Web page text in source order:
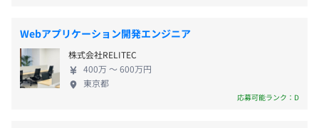
社会保険完備（健康保険・厚生年金加入・雇用保険・労災
ならではのコストパフォーマンスと密なコミュニケ
ーションを提供し、クライアントに寄り添った開発
を実現しています。地方にいながらも高品質なサービ
スを提供することで、IT分野における地方の可能性を
広げています。 ■多様性を尊重した柔軟な働き方 社
Webアプリケーション開発エンジニア
株式会社RELITEC
400万 〜 600万円
東京都
応募可能ランク：D